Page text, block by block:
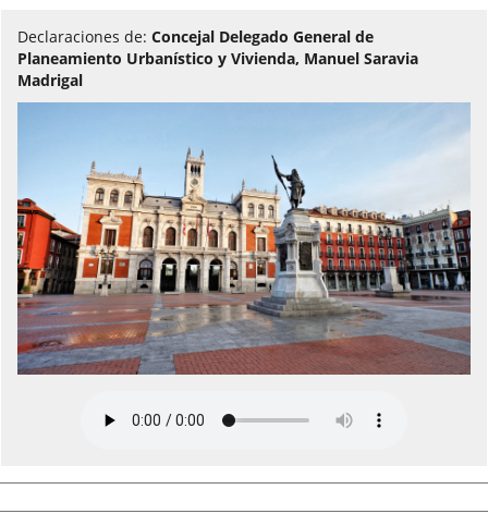
Declaraciones de: Concejal Delegado General de
Planeamiento Urbanístico y Vivienda, Manuel Saravia
Madrigal